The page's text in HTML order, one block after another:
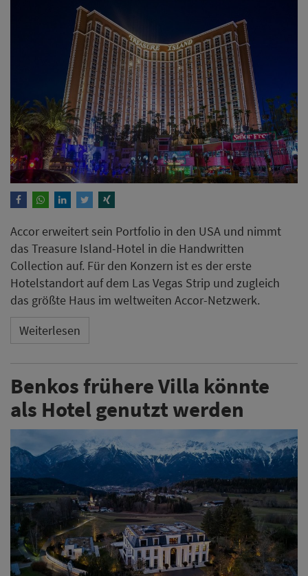
Accor erweitert sein Portfolio in den USA und nimmt
das Treasure Island-Hotel in die Handwritten
Collection auf. Für den Konzern ist es der erste
Hotelstandort auf dem Las Vegas Strip und zugleich
das größte Haus im weltweiten Accor-Netzwerk.
Weiterlesen
Benkos frühere Villa könnte
als Hotel genutzt werden